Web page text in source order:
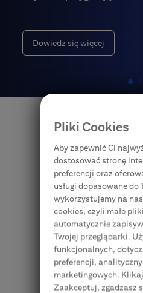
Dowiedz się więcej
Bankowość
W Bankowości
Handlowy wspieramy
rozwijające się firmy
rozwoju, również za
przynależności do
dostęp do
w blisko 100 krajach
Nasi doradcy działają
Pliki Cookies
Aby zapewnić Ci
dostosować stronę
preferencji oraz
usługi dopasowane do
wykorzystujemy na
cookies, czyli małe
automatycznie
Twojej przeglądarki.
funkcjonalnych,
preferencji,
marketingowych.
Zaakceptuj, zgadzasz